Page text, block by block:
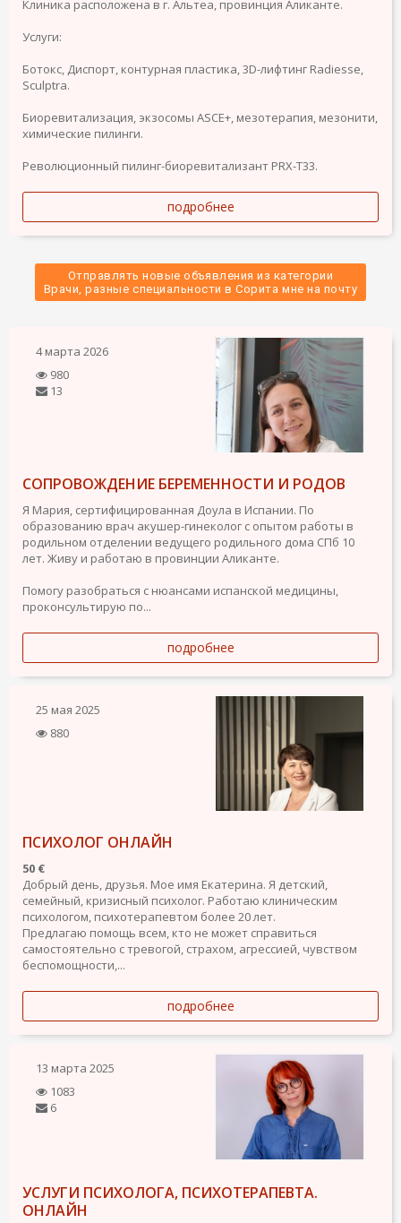
Клиника расположена в г. Альтеа, провинция Аликанте.
Услуги:
Ботокс, Диспорт, контурная пластика, 3D-лифтинг Radiesse,
Sculptra.
Биоревитализация, экзосомы ASCE+, мезотерапия, мезонити,
химические пилинги.
Революционный пилинг-биоревитализант PRX-T33.
подробнее
Отправлять новые объявления из категории
Врачи, разные специальности в Сорита мне на почту
4 марта 2026
980
13
СОПРОВОЖДЕНИЕ БЕРЕМЕННОСТИ И РОДОВ
Я Мария, сертифицированная Доула в Испании. По
образованию врач акушер-гинеколог с опытом работы в
родильном отделении ведущего родильного дома СПб 10
лет. Живу и работаю в провинции Аликанте.
Помогу разобраться с нюансами испанской медицины,
проконсультирую по...
подробнее
25 мая 2025
880
ПСИХОЛОГ ОНЛАЙН
50 €
Добрый день, друзья. Мое имя Екатерина. Я детский,
семейный, кризисный психолог. Работаю клиническим
психологом, психотерапевтом более 20 лет.
Предлагаю помощь всем, кто не может справиться
самостоятельно с тревогой, страхом, агрессией, чувством
беспомощности,...
подробнее
13 марта 2025
1083
6
УСЛУГИ ПСИХОЛОГА, ПСИХОТЕРАПЕВТА.
ОНЛАЙН